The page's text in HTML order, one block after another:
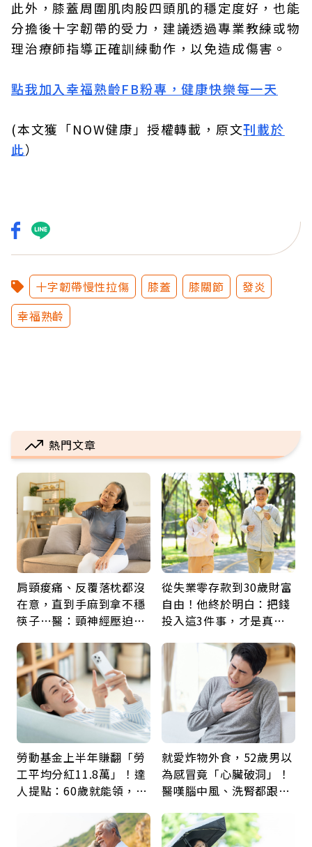
此外，膝蓋周圍肌肉股四頭肌的穩定度好，也能
分擔後十字韌帶的受力，建議透過專業教練或物
理治療師指導正確訓練動作，以免造成傷害。
點我加入幸福熟齡FB粉專，健康快樂每一天
(本文獲「NOW健康」授權轉載，原文刊載於
此）
十字韌帶慢性拉傷 膝蓋 膝關節
發炎
幸福熟齡
熱門文章
肩頸痠痛、反覆落枕都沒
在意，直到手麻到拿不穩
筷子…醫：頸神經壓迫上
鍵
從失業零存款到30歲財富
自由！他終於明白：把錢
投入這3件事，才是真正
勞動基金上半年賺翻「勞
工平均分紅11.8萬」！達
人提點：60歲就能領，重
就愛炸物外食，52歲男以
為感冒竟「心臟破洞」！
醫嘆腦中風、洗腎都跟它
救